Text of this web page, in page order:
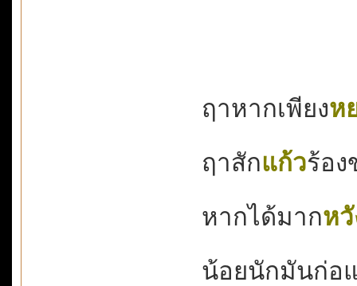
ฤาหากเพียงห
ฤาสักแก้วร้อง
หากได้มากหวั
น้อยนักมันก่อ